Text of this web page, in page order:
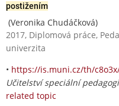
postižením
(Veronika Chudáčková)
2017, Diplomová práce,
univerzita
• https://is.muni.cz/th/
Učitelství speciální
related topic